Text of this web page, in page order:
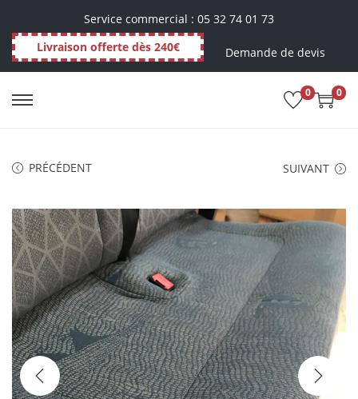
Service commercial : 05 32 74 01 73
Livraison offerte dès 240€
Demande de devis
0 0
PRÉCÉDENT SUIVANT